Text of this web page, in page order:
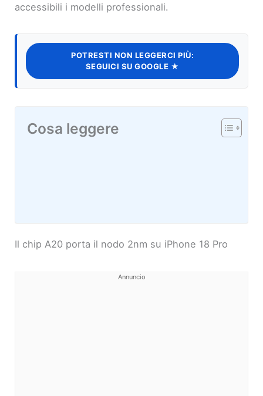
accessibili i modelli professionali.
POTRESTI NON LEGGERCI PIÙ:
SEGUICI SU GOOGLE ★
Cosa leggere
Il chip A20 porta il nodo 2nm su iPhone 18 Pro
Annuncio